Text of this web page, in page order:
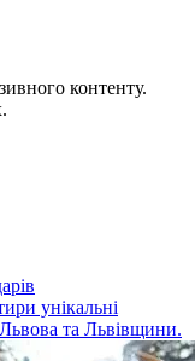
контенту.
унікальні
Львова та Львівщини.